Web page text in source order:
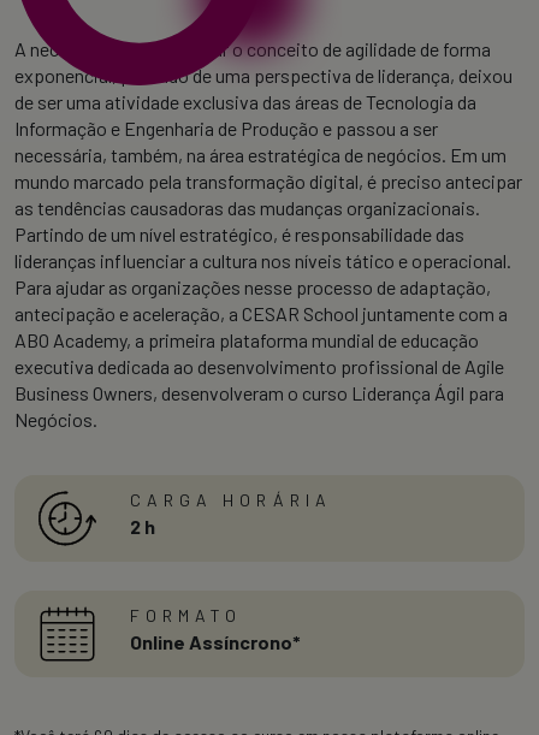
A necessidade de trabalhar o conceito de agilidade de forma
exponencial, partindo de uma perspectiva de liderança, deixou
de ser uma atividade exclusiva das áreas de Tecnologia da
Informação e Engenharia de Produção e passou a ser
necessária, também, na área estratégica de negócios. Em um
mundo marcado pela transformação digital, é preciso antecipar
as tendências causadoras das mudanças organizacionais.
Partindo de um nível estratégico, é responsabilidade das
lideranças influenciar a cultura nos níveis tático e operacional.
Para ajudar as organizações nesse processo de adaptação,
antecipação e aceleração, a CESAR School juntamente com a
ABO Academy, a primeira plataforma mundial de educação
executiva dedicada ao desenvolvimento profissional de Agile
Business Owners, desenvolveram o curso Liderança Ágil para
Negócios.
CARGA HORÁRIA
2 h
FORMATO
Online Assíncrono*